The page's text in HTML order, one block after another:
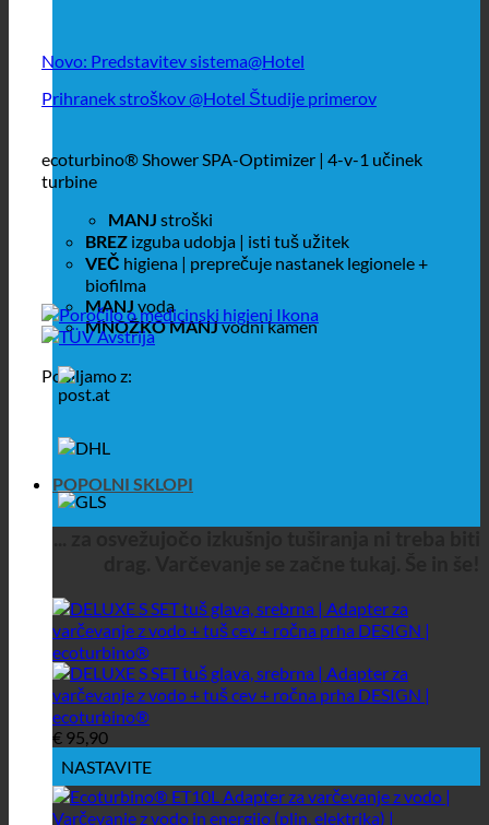
Novo: Predstavitev sistema@Hotel
Prihranek stroškov @Hotel Študije primerov
ecoturbino® Shower SPA-Optimizer | 4-v-1 učinek
turbine
MANJ stroški
BREZ izguba udobja | isti tuš užitek
VEČ higiena | preprečuje nastanek legionele +
biofilma
MANJ voda
MNOŽKO MANJvodni kamen
Pošiljamo z:
POPOLNI SKLOPI
€ 95,90
NASTAVITE